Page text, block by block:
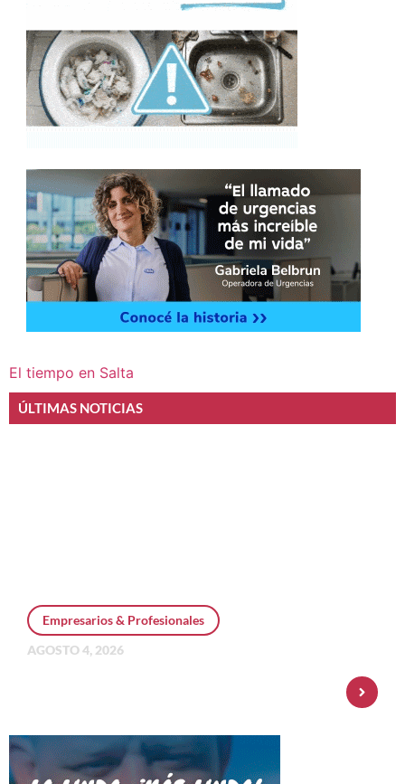
El tiempo en Salta
ÚLTIMAS NOTICIAS
Empresarios & Profesionales
AGOSTO 4, 2026